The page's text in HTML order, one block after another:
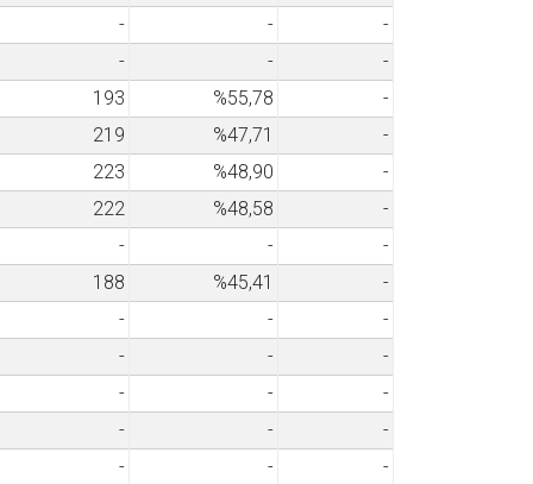
- -
-
- -
-
193 %55,78
-
219 %47,71
-
223 %48,90
-
222 %48,58
-
- -
-
188 %45,41
-
- -
-
- -
-
- -
-
- -
-
- -
-